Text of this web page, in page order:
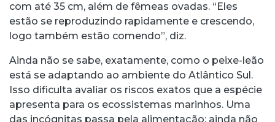
com até 35 cm, além de fêmeas ovadas. “Eles
estão se reproduzindo rapidamente e crescendo,
logo também estão comendo”, diz.
Ainda não se sabe, exatamente, como o peixe-leão
está se adaptando ao ambiente do Atlântico Sul.
Isso dificulta avaliar os riscos exatos que a espécie
apresenta para os ecossistemas marinhos. Uma
das incógnitas passa pela alimentação: ainda não